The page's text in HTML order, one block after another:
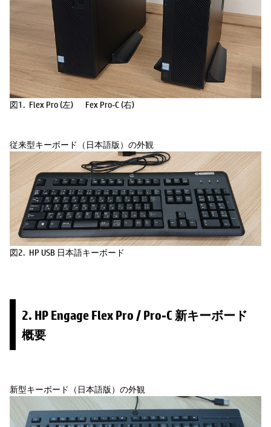
図1. Flex Pro (左) Fex Pro-C (右)
従来型キーボード（日本語版）の外観
図2. HP USB 日本語キーボード
2. HP Engage Flex Pro / Pro-C 新キーボード
概要
新型キーボード（日本語版）の外観